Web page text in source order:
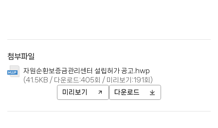
첨부파일
자원순환보증금관리센터 설립허가 공고.hwp
(41.5KB / 다운로드:405회 / 미리보기:191회)
미리보기
다운로드